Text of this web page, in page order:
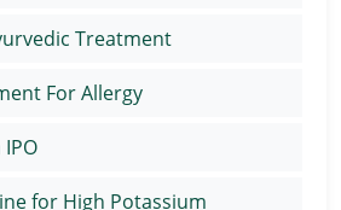
Treatment
For Allergy
for High Potassium